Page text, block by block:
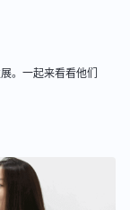
。一起来看看他们